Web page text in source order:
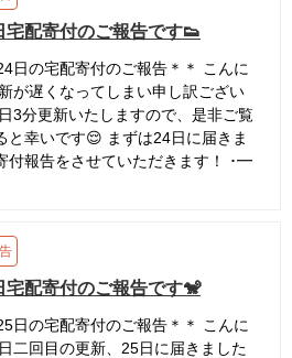
宅配寄付のご報告です👟
日の宅配寄付のご報告＊＊ こんに
が遅くなってしまい申し訳ござい
3分更新いたしますので、是非ご覧
と幸いです😌 まずは24日に届きま
付報告をさせていただきます！ ･━
宅配寄付のご報告です🐒
日の宅配寄付のご報告＊＊ こんに
二回目の更新、25日に届きました